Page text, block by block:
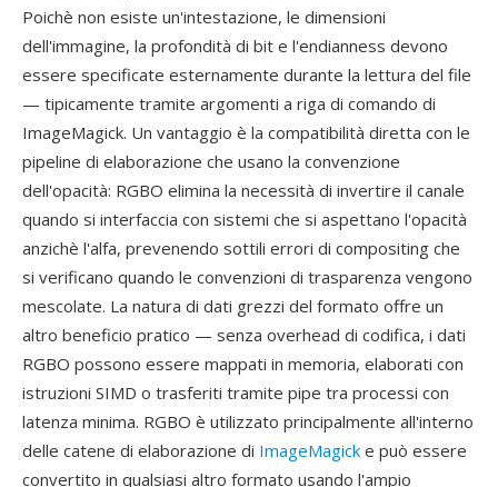
Poichè non esiste un'intestazione, le dimensioni
dell'immagine, la profondità di bit e l'endianness devono
essere specificate esternamente durante la lettura del file
— tipicamente tramite argomenti a riga di comando di
ImageMagick. Un vantaggio è la compatibilità diretta con le
pipeline di elaborazione che usano la convenzione
dell'opacità: RGBO elimina la necessità di invertire il canale
quando si interfaccia con sistemi che si aspettano l'opacità
anzichè l'alfa, prevenendo sottili errori di compositing che
si verificano quando le convenzioni di trasparenza vengono
mescolate. La natura di dati grezzi del formato offre un
altro beneficio pratico — senza overhead di codifica, i dati
RGBO possono essere mappati in memoria, elaborati con
istruzioni SIMD o trasferiti tramite pipe tra processi con
latenza minima. RGBO è utilizzato principalmente all'interno
delle catene di elaborazione di ImageMagick e può essere
convertito in qualsiasi altro formato usando l'ampio